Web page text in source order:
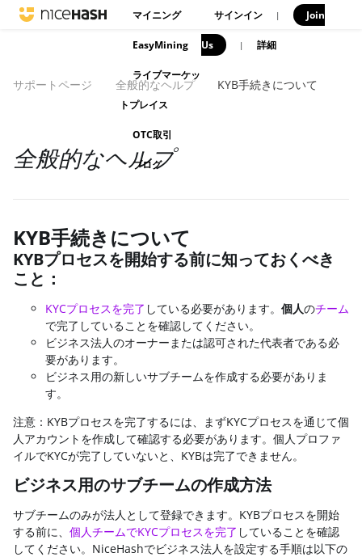
マイニング
EasyMining
ライブマーケッ
トプレイス
OTC取引
ブログ
サインイン | Join
Us | 詳細
サポートページ 全般的なヘルプ KYB手続きについて
全般的なヘルプ
KYB手続きについて
KYBプロセスを開始する前に知っておくべき
こと：
KYCプロセスを完了 している必要があります。 個人のチーム
で完了していることを確認してください。
ビジネス法人のオーナーまたは認可された代表者である必
要があります。
ビジネス用の新しいサブチームを作成する必要がありま
す。
注意：KYBプロセスを完了するには、まずKYCプロセスを通じて個
人アカウントを作成して確認する必要があります。個人プロファ
イルでKYCが完了していないと、KYBは完了できません。
ビジネス用のサブチームの作成方法
サブチームのみが法人として登録できます。KYBプロセスを開始
する前に、 個人チームでKYCプロセスを完了 していることを確認
してください。NiceHashでビジネス法人を設定する手順は以下の